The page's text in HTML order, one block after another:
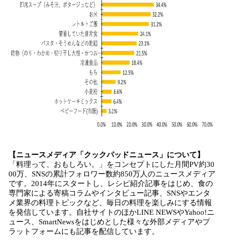
【ニュースメディア「クックパッドニュース」について】
「料理って、おもしろい。」をコンセプトにした月間PV約30
00万、SNSの累計フォロワー数約850万人のニュースメディア
です。2014年にスタートし、レシピ紹介記事をはじめ、食の
専門家による寄稿コラムやインタビュー記事、SNSやエンタ
メ業界の料理トピックなど、毎日の料理を楽しみにする情報
を発信しています。自社サイトのほかLINE NEWSやYahoo!ニ
ュース、SmartNewsをはじめとした様々な外部メディアやプ
ラットフォームにも記事を配信しています。